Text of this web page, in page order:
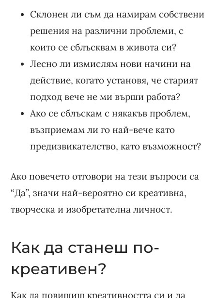
Склонен ли съм да намирам собствени
решения на различни проблеми, с
които се сблъсквам в живота си?
Лесно ли измислям нови начини на
действие, когато установя, че старият
подход вече не ми върши работа?
Ако се сблъскам с някакъв проблем,
възприемам ли го най-вече като
предизвикателство, като възможност?
Ако повечето отговори на тези въпроси са
“Да”, значи най-вероятно си креативна,
творческа и изобретателна личност.
Как да станеш по-
креативен?
Как да повишиш креативността си и да